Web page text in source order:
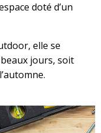
doté d’un
elle se
jours, soit